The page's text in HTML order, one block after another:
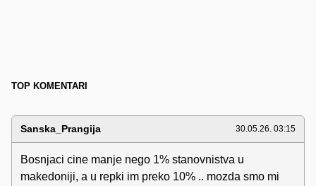
TOP KOMENTARI
Sanska_Prangija 30.05.26. 03:15
Bosnjaci cine manje nego 1% stanovnistva u
makedoniji, a u repki im preko 10% .. mozda smo mi